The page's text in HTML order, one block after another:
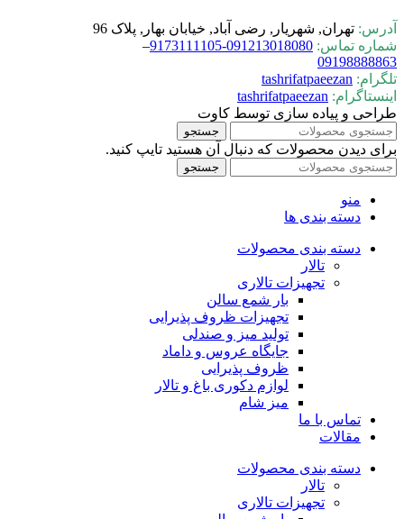
آدرس: تهران, شهریار, رضی آباد, خیابان بهار, پلاک 96
شماره تماس:
091213018080-9173111105
–
09198888863
تلگرام: tashrifatpaeezan
اینستاگرام: tashrifatpaeezan
طراحی و پیاده سازی توسط کاوت
جستجو
برای دیدن محصولات که دنبال آن هستید تایپ کنید.
جستجو
منو
دسته بندی ها
دسته بندی محصولات
تالار
تجهیزات تالاری
بار شمع سالن
تجهیزات ظروف پذیرایی
تولید میز و صندلی
جایگاه عروس و داماد
ظروف پذیرایی
لوازم دکوری باغ و تالار
میز شام
تماس با ما
مقالات
دسته بندی محصولات
تالار
تجهیزات تالاری